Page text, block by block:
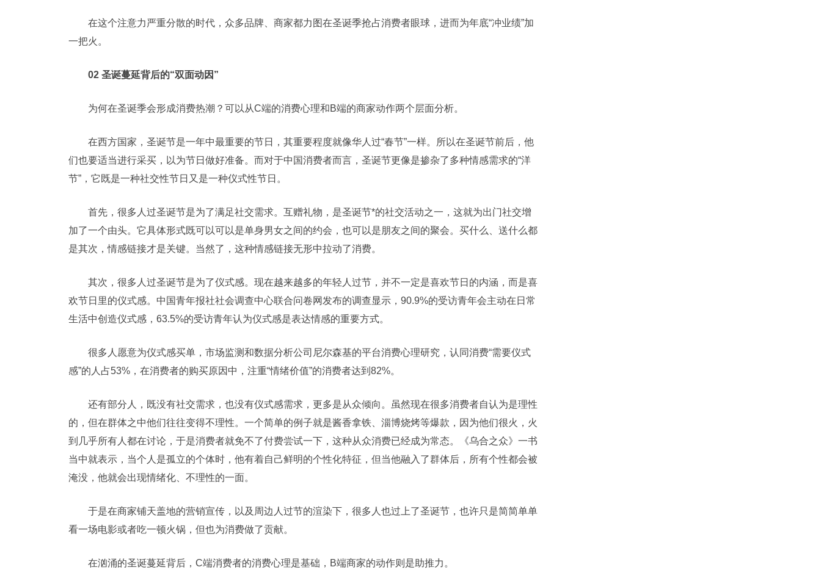
在这个注意力严重分散的时代，众多品牌、商家都力图在圣诞季抢占消费者眼球，进而为年底“冲业绩”加
一把火。
02 圣诞蔓延背后的“双面动因”
为何在圣诞季会形成消费热潮？可以从C端的消费心理和B端的商家动作两个层面分析。
在西方国家，圣诞节是一年中最重要的节日，其重要程度就像华人过“春节”一样。所以在圣诞节前后，他
们也要适当进行采买，以为节日做好准备。而对于中国消费者而言，圣诞节更像是掺杂了多种情感需求的“洋
节”，它既是一种社交性节日又是一种仪式性节日。
首先，很多人过圣诞节是为了满足社交需求。互赠礼物，是圣诞节*的社交活动之一，这就为出门社交增
加了一个由头。它具体形式既可以可以是单身男女之间的约会，也可以是朋友之间的聚会。买什么、送什么都
是其次，情感链接才是关键。当然了，这种情感链接无形中拉动了消费。
其次，很多人过圣诞节是为了仪式感。现在越来越多的年轻人过节，并不一定是喜欢节日的内涵，而是喜
欢节日里的仪式感。中国青年报社社会调查中心联合问卷网发布的调查显示，90.9%的受访青年会主动在日常
生活中创造仪式感，63.5%的受访青年认为仪式感是表达情感的重要方式。
很多人愿意为仪式感买单，市场监测和数据分析公司尼尔森基的平台消费心理研究，认同消费“需要仪式
感”的人占53%，在消费者的购买原因中，注重“情绪价值”的消费者达到82%。
还有部分人，既没有社交需求，也没有仪式感需求，更多是从众倾向。虽然现在很多消费者自认为是理性
的，但在群体之中他们往往变得不理性。一个简单的例子就是酱香拿铁、淄博烧烤等爆款，因为他们很火，火
到几乎所有人都在讨论，于是消费者就免不了付费尝试一下，这种从众消费已经成为常态。《乌合之众》一书
当中就表示，当个人是孤立的个体时，他有着自己鲜明的个性化特征，但当他融入了群体后，所有个性都会被
淹没，他就会出现情绪化、不理性的一面。
于是在商家铺天盖地的营销宣传，以及周边人过节的渲染下，很多人也过上了圣诞节，也许只是简简单单
看一场电影或者吃一顿火锅，但也为消费做了贡献。
在汹涌的圣诞蔓延背后，C端消费者的消费心理是基础，B端商家的动作则是助推力。